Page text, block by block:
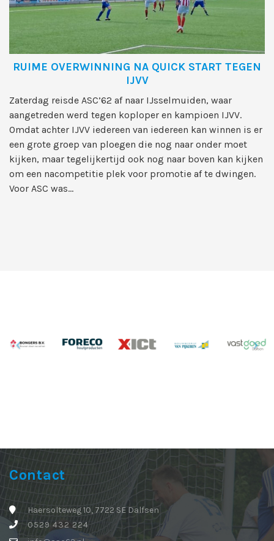
RUIME OVERWINNING NA QUICK START TEGEN
IJVV
Zaterdag reisde ASC’62 af naar IJsselmuiden, waar
aangetreden werd tegen koploper en kampioen IJVV.
Omdat achter IJVV iedereen van iedereen kan winnen is er
een grote groep van ploegen die nog naar onder moet
kijken, maar tegelijkertijd ook nog naar boven kan kijken
om een nacompetitie plek voor promotie af te dwingen.
Voor ASC was...
Contact
Haersolteweg 10, 7722 SE Dalfsen
0529 432 224